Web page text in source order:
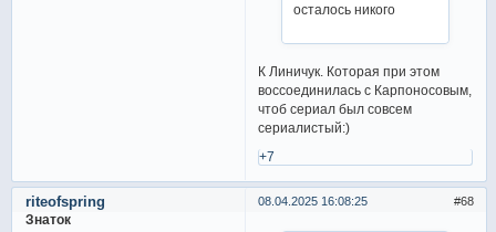
осталось никого
К Линичук. Которая при этом
воссоединилась с Карпоносовым,
чтоб сериал был совсем
сериалистый:)
+7
68
08.04.2025 16:08:25
riteofspring
Знаток